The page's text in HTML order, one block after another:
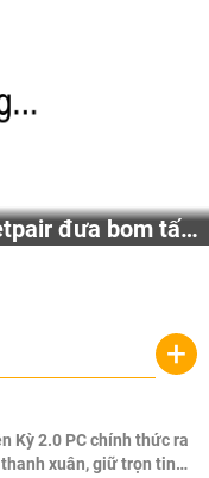
đưa bom tấn
ty game Nhật Bản
+
Kỳ 2.0 PC chính thức ra
xuân, giữ trọn tinh